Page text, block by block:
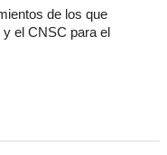
de los que
el CNSC para el